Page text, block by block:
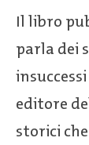
Il libro
parla dei
editore
storici